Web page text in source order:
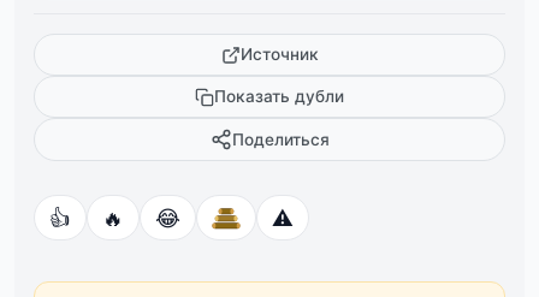
Источник
Показать дубли
Поделиться
👍 🔥 😂 ⚠️